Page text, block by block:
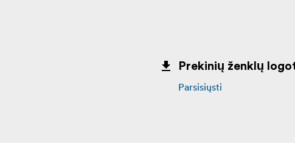
Prekinių ženklų
Parsisiųsti